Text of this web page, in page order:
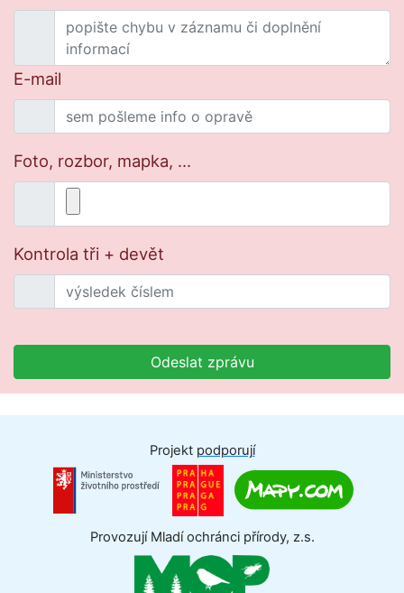
E-mail
Foto, rozbor, mapka, ...
Kontrola tři + devět
Odeslat zprávu
Projekt podporují
Provozují Mladí ochránci přírody, z.s.